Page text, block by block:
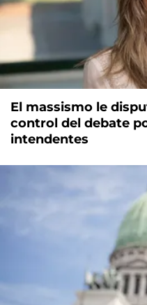
El massismo le
control del debate
intendentes